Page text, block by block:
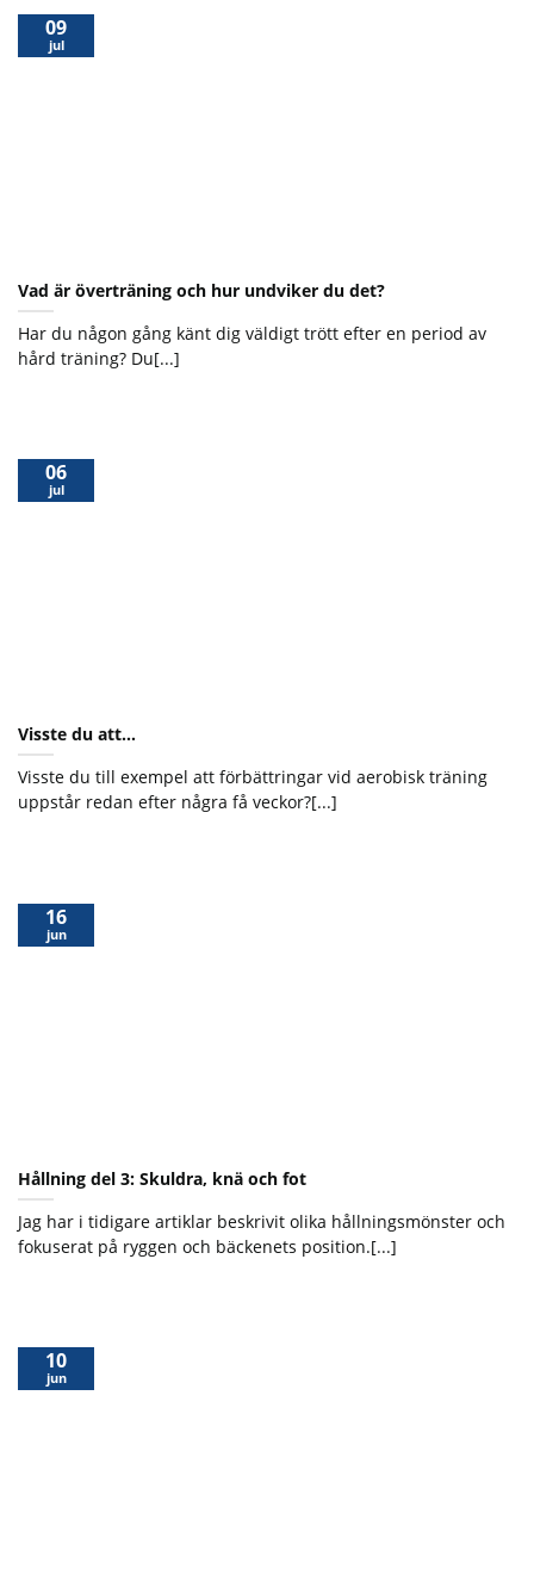
Vad är överträning och hur undviker du det?
Har du någon gång känt dig väldigt trött efter en period av
hård träning? Du[...]
09
jul
Visste du att…
Visste du till exempel att förbättringar vid aerobisk träning
uppstår redan efter några få veckor?[...]
06
jul
Hållning del 3: Skuldra, knä och fot
Jag har i tidigare artiklar beskrivit olika hållningsmönster och
fokuserat på ryggen och bäckenets position.[...]
16
jun
10
jun